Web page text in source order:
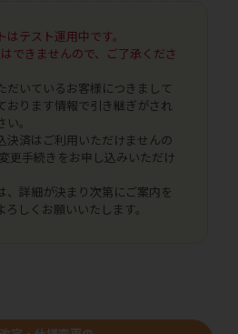
テスト運用中です。
できませんので、ご了承くださ
だいているお客様につきまして
おります情報で引き継ぎがされ
。
決済はご利用いただけませんの
更手続きをお申し込みいただけ
、詳細が決まり次第にご案内を
しくお願いいたします。